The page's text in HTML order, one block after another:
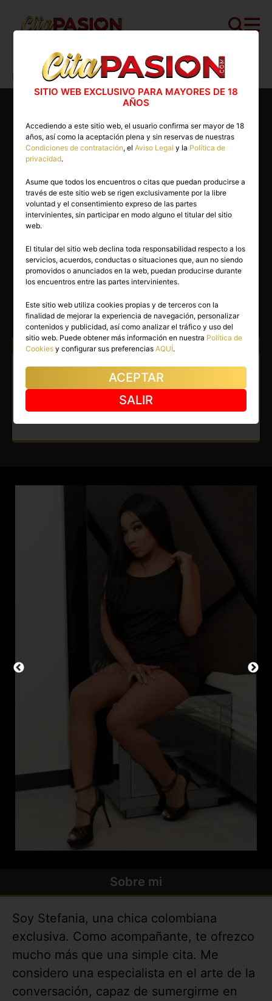
Cita PASION.COM>Escorts>Madrid>
Madrid capital>Stefania
30 años
STEFANIA
Madrid capital(Madrid)
(2)
Atiendo a: Hombres
Escort en Madrid capital.
Recién llegada a tu ciudad.
¡Ven a descubrir más!
Sobre mi
Soy Stefania, una chica colombiana
exclusiva. Como acompañante, te ofrezco
mucho más que una simple cita. Me
considero una especialista en el arte de la
conversación, capaz de sumergirme en
SITIO WEB EXCLUSIVO PARA MAYORES DE 18
AÑOS
Accediendo a este sitio web, el usuario confirma ser mayor de 18
años, así como la aceptación plena y sin reservas de nuestras
Condiciones de contratación, elAviso Legal y la Política de
privacidad.
Asume que todos los encuentros o citas que puedan producirse a
través de este sitio web se rigen exclusivamente por la libre
voluntad y el consentimiento expreso de las partes
intervinientes, sin participar en modo alguno el titular del sitio
web.
El titular del sitio web declina toda responsabilidad respecto a los
servicios, acuerdos, conductas o situaciones que, aun no siendo
promovidos o anunciados en la web, puedan producirse durante
los encuentros entre las partes intervinientes.
Este sitio web utiliza cookies propias y de terceros con la
finalidad de mejorar la experiencia de navegación, personalizar
contenidos y publicidad, así como analizar el tráfico y uso del
sitio web. Puede obtener más información en nuestra Política de
Cookies y configurar sus preferenciasAQUÍ.
ACEPTAR
SALIR